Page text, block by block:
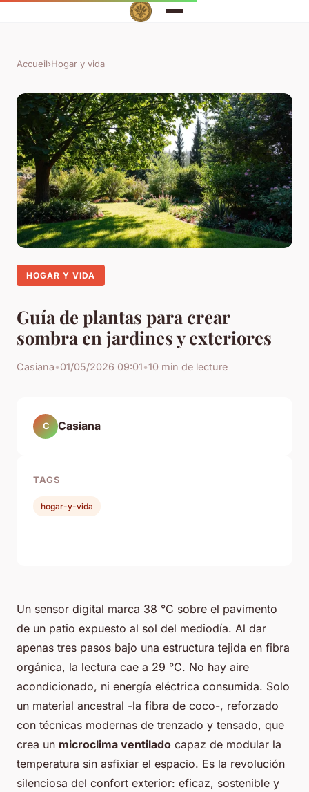
Accueil›Hogar y vida
HOGAR Y VIDA
Guía de plantas para crear
sombra en jardines y exteriores
Casiana•01/05/2026 09:01•10 min de lecture
Un sensor digital marca 38 °C sobre el pavimento
de un patio expuesto al sol del mediodía. Al dar
apenas tres pasos bajo una estructura tejida en fibra
orgánica, la lectura cae a 29 °C. No hay aire
acondicionado, ni energía eléctrica consumida. Solo
un material ancestral -la fibra de coco-, reforzado
con técnicas modernas de trenzado y tensado, que
crea un microclima ventilado capaz de modular la
temperatura sin asfixiar el espacio. Es la revolución
silenciosa del confort exterior: eficaz, sostenible y
C Casiana
TAGS
hogar-y-vida